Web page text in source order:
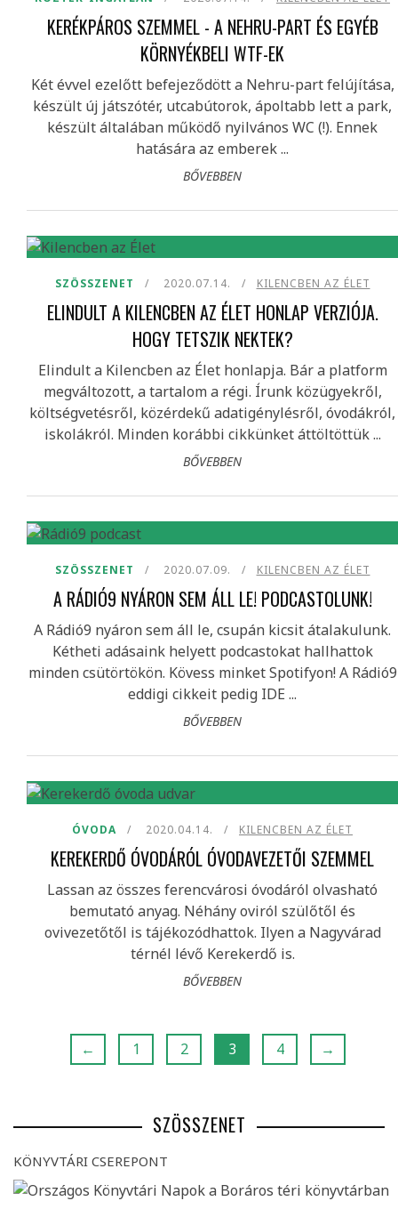
KERÉKPÁROS SZEMMEL - A NEHRU-PART ÉS EGYÉB
KÖRNYÉKBELI WTF-EK
Két évvel ezelőtt befejeződött a Nehru-part felújítása,
készült új játszótér, utcabútorok, ápoltabb lett a park,
készült általában működő nyilvános WC (!). Ennek
hatására az emberek ...
BŐVEBBEN
SZÖSSZENET 2020.07.14. KILENCBEN AZ ÉLET
ELINDULT A KILENCBEN AZ ÉLET HONLAP VERZIÓJA.
HOGY TETSZIK NEKTEK?
Elindult a Kilencben az Élet honlapja. Bár a platform
megváltozott, a tartalom a régi. Írunk közügyekről,
költségvetésről, közérdekű adatigénylésről, óvodákról,
iskolákról. Minden korábbi cikkünket áttöltöttük ...
BŐVEBBEN
SZÖSSZENET 2020.07.09. KILENCBEN AZ ÉLET
A RÁDIÓ9 NYÁRON SEM ÁLL LE! PODCASTOLUNK!
A Rádió9 nyáron sem áll le, csupán kicsit átalakulunk.
Kétheti adásaink helyett podcastokat hallhattok
minden csütörtökön. Kövess minket Spotifyon! A Rádió9
eddigi cikkeit pedig IDE ...
BŐVEBBEN
ÓVODA 2020.04.14. KILENCBEN AZ ÉLET
KEREKERDŐ ÓVODÁRÓL ÓVODAVEZETŐI SZEMMEL
Lassan az összes ferencvárosi óvodáról olvasható
bemutató anyag. Néhány oviról szülőtől és
ovivezetőtől is tájékozódhattok. Ilyen a Nagyvárad
térnél lévő Kerekerdő is.
BŐVEBBEN
← 1 2 3 4 →
SZÖSSZENET
KÖNYVTÁRI CSEREPONT